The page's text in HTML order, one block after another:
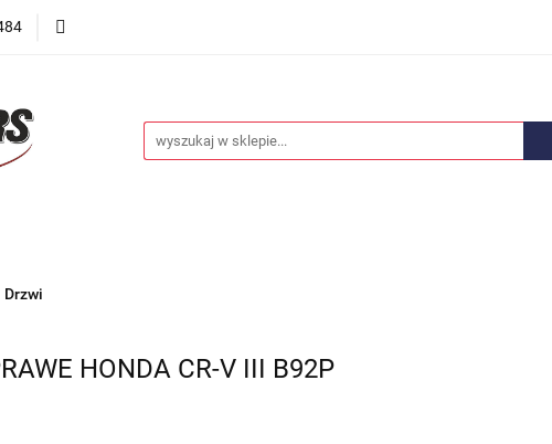
Nowości
Drzwi
HONDA CR-V III B92P